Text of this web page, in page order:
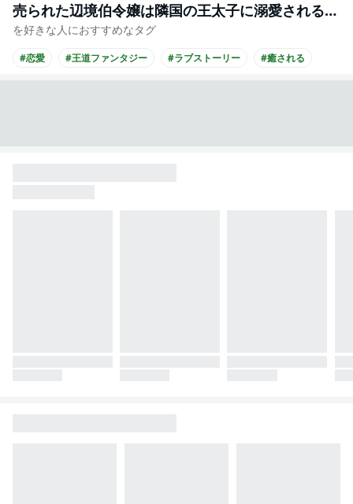
売られた辺境伯令嬢は隣国の王太子に溺愛される【コミックス版】
を好きな人におすすめなタグ
#恋愛 #王道ファンタジー #ラブストーリー #癒される